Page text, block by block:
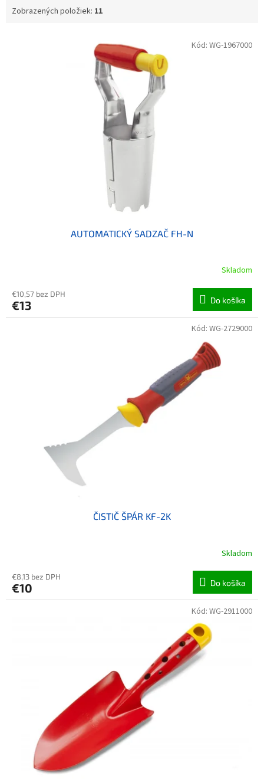
Zobrazených položiek: 11
AUTOMATICKÝ SADZAČ FH-N
Skladom
€10,57 bez DPH
€13 Do košíka
Kód: WG-1967000
ČISTIČ ŠPÁR KF-2K
Skladom
€8,13 bez DPH
€10 Do košíka
Kód: WG-2729000
Kód: WG-2911000